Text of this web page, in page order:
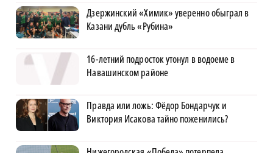
Дзержинский «Химик» уверенно обыграл в
Казани дубль «Рубина»
16-летний подросток утонул в водоеме в
Навашинском районе
Правда или ложь: Фёдор Бондарчук и
Виктория Исакова тайно поженились?